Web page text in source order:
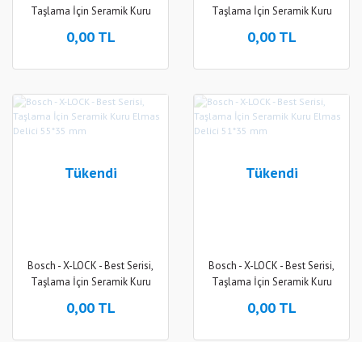
Taşlama İçin Seramik Kuru
0,00 TL
Taşlama İçin Seramik Kuru
0,00 TL
Tükendi
Bosch - X-LOCK - Best Serisi,
Taşlama İçin Seramik Kuru
0,00 TL
Tükendi
Bosch - X-LOCK - Best Serisi,
Taşlama İçin Seramik Kuru
0,00 TL